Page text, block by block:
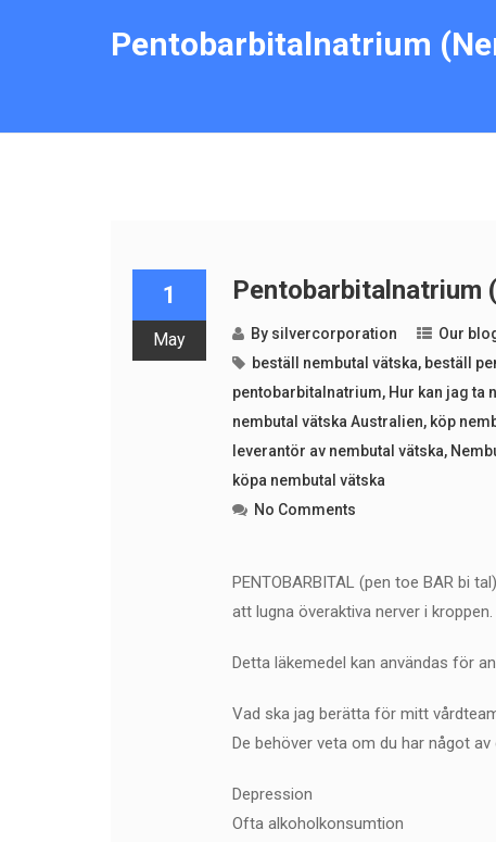
Pentobarbitalnatrium
1
May
Pentobarbitalnatrium
By silvercorporation
Our
beställ nembutal vätska, beställ
pentobarbitalnatrium, Hur kan jag ta
nembutal vätska Australien, köp
leverantör av nembutal vätska,
köpa nembutal vätska
No Comments
PENTOBARBITAL (pen toe BAR bi
att lugna överaktiva nerver i
Detta läkemedel kan användas för
Vad ska jag berätta för mitt
De behöver veta om du har något
Depression
Ofta alkoholkonsumtion